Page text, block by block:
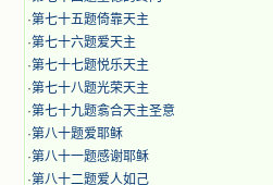
·第七十五题倚靠天主
·第七十六题爱天主
·第七十七题悦乐天主
·第七十八题光荣天主
·第七十九题翕合天主圣意
·第八十题爱耶稣
·第八十一题感谢耶稣
·第八十二题爱人如己